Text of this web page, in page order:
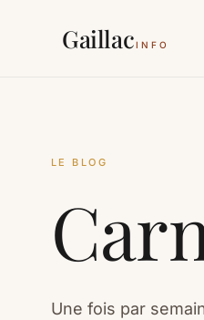
GaillacINFO
LE BLOG
Une fois par